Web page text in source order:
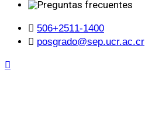
506+2511-1400
posgrado@sep.ucr.ac.cr